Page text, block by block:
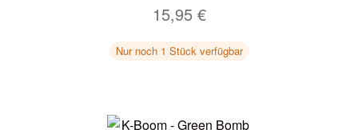
15,95 €
Nur noch 1 Stück verfügbar